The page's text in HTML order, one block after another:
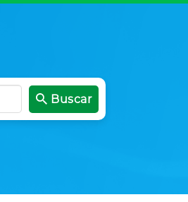
Buscar